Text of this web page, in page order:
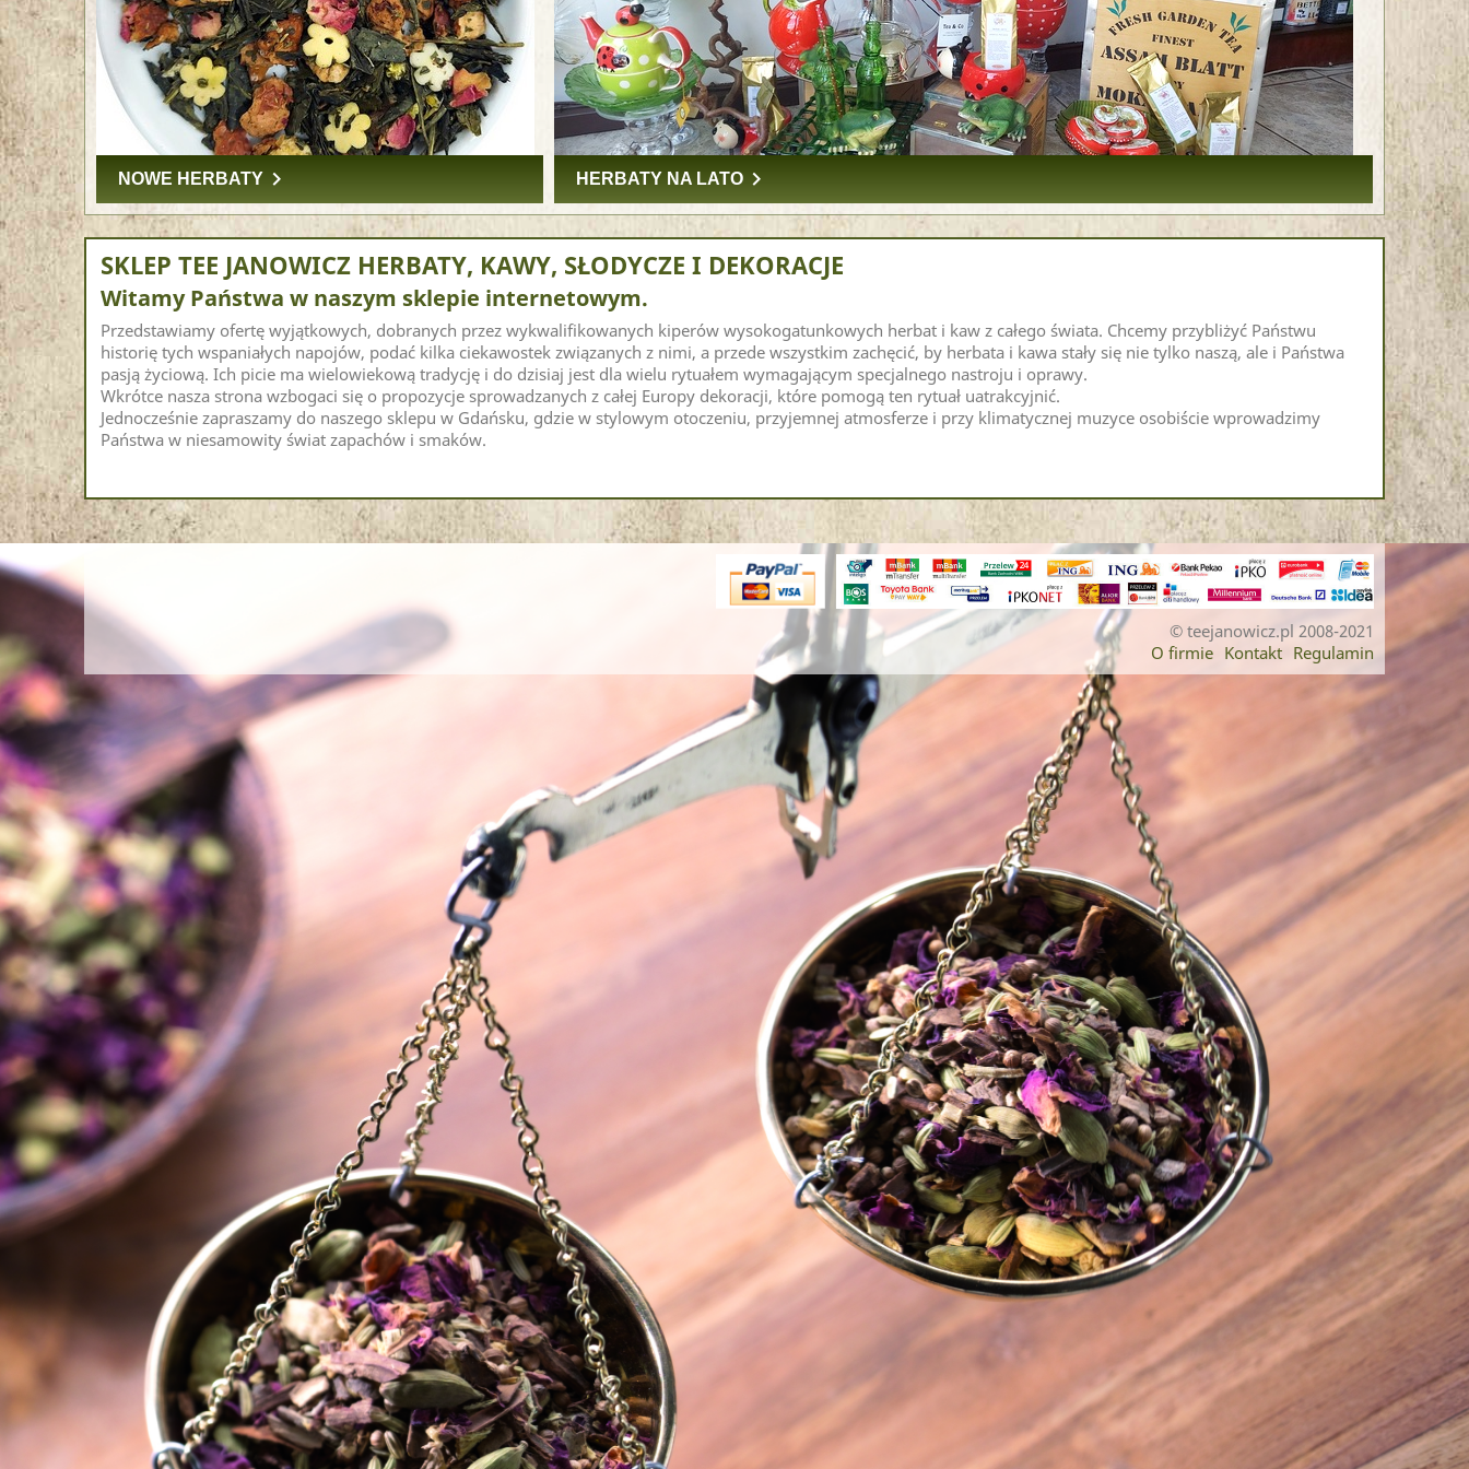
NOWE HERBATY keyboard_arrow_right HERBATY NA LATOkeyboard_arrow_right
SKLEP TEE JANOWICZ HERBATY, KAWY, SŁODYCZE I DEKORACJE
Witamy Państwa w naszym sklepie internetowym.
Przedstawiamy ofertę wyjątkowych, dobranych przez wykwalifikowanych kiperów wysokogatunkowych herbat i kaw z całego świata. Chcemy przybliżyć Państwu
historię tych wspaniałych napojów, podać kilka ciekawostek związanych z nimi, a przede wszystkim zachęcić, by herbata i kawa stały się nie tylko naszą, ale i Państwa
pasją życiową. Ich picie ma wielowiekową tradycję i do dzisiaj jest dla wielu rytuałem wymagającym specjalnego nastroju i oprawy.
Wkrótce nasza strona wzbogaci się o propozycje sprowadzanych z całej Europy dekoracji, które pomogą ten rytuał uatrakcyjnić.
Jednocześnie zapraszamy do naszego sklepu w Gdańsku, gdzie w stylowym otoczeniu, przyjemnej atmosferze i przy klimatycznej muzyce osobiście wprowadzimy
Państwa w niesamowity świat zapachów i smaków.
© teejanowicz.pl 2008-2021
O firmie Kontakt Regulamin